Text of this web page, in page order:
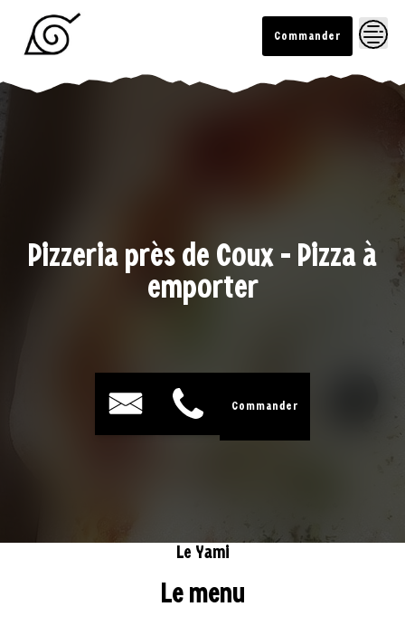
content
Commander
Pizzeria près de Coux - Pizza à
emporter
Commander
Le Yami
Le menu